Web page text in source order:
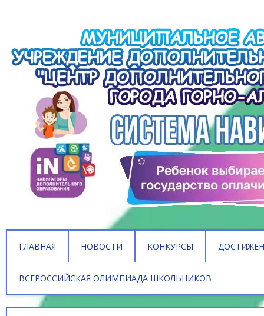
ГЛАВНАЯ НОВОСТИ КОНКУРСЫ
ВСЕРОССИЙСКАЯ ОЛИМПИАДА ШКОЛЬНИКОВ